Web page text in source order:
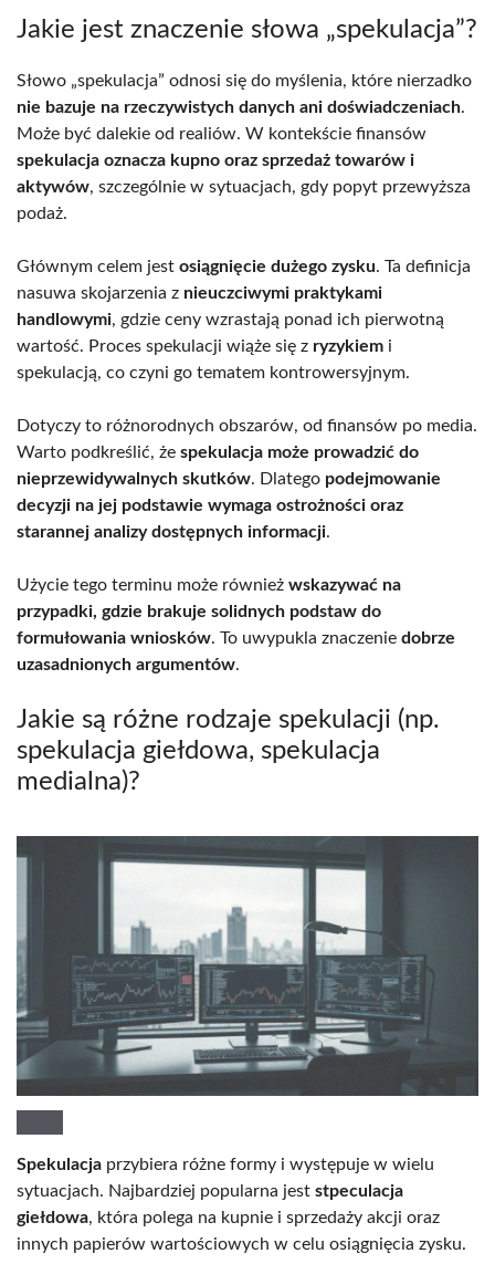
Jakie jest znaczenie słowa „spekulacja”?
Słowo „spekulacja” odnosi się do myślenia, które nierzadko
nie bazuje na rzeczywistych danych ani doświadczeniach.
Może być dalekie od realiów. W kontekście finansów
spekulacja oznacza kupno oraz sprzedaż towarów i
aktywów, szczególnie w sytuacjach, gdy popyt przewyższa
podaż.
Głównym celem jest osiągnięcie dużego zysku. Ta definicja
nasuwa skojarzenia z nieuczciwymi praktykami
handlowymi, gdzie ceny wzrastają ponad ich pierwotną
wartość. Proces spekulacji wiąże się z ryzykiem i
spekulacją, co czyni go tematem kontrowersyjnym.
Dotyczy to różnorodnych obszarów, od finansów po media.
Warto podkreślić, że spekulacja może prowadzić do
nieprzewidywalnych skutków. Dlatego podejmowanie
decyzji na jej podstawie wymaga ostrożności oraz
starannej analizy dostępnych informacji.
Użycie tego terminu może również wskazywać na
przypadki, gdzie brakuje solidnych podstaw do
formułowania wniosków. To uwypukla znaczenie dobrze
uzasadnionych argumentów.
Jakie są różne rodzaje spekulacji (np.
spekulacja giełdowa, spekulacja
medialna)?
Spekulacja przybiera różne formy i występuje w wielu
sytuacjach. Najbardziej popularna jest stpeculacja
giełdowa, która polega na kupnie i sprzedaży akcji oraz
innych papierów wartościowych w celu osiągnięcia zysku.